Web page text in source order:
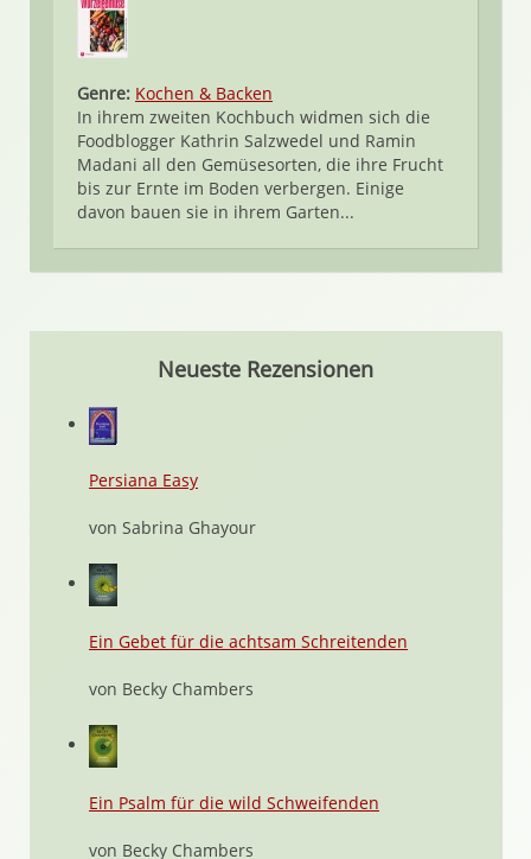
Genre: Kochen & Backen
In ihrem zweiten Kochbuch widmen sich die
Foodblogger Kathrin Salzwedel und Ramin
Madani all den Gemüsesorten, die ihre Frucht
bis zur Ernte im Boden verbergen. Einige
davon bauen sie in ihrem Garten...
Neueste Rezensionen
Persiana Easy
von Sabrina Ghayour
Ein Gebet für die achtsam Schreitenden
von Becky Chambers
Ein Psalm für die wild Schweifenden
von Becky Chambers